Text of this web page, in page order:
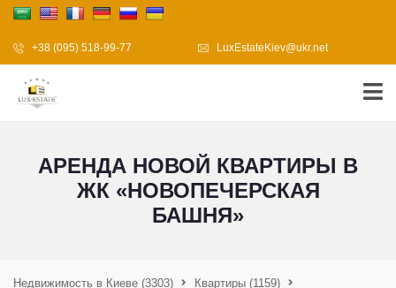
+38 (095) 518-99-77 LuxEstateKiev@ukr.net
АРЕНДА НОВОЙ КВАРТИРЫ В
ЖК «НОВОПЕЧЕРСКАЯ
БАШНЯ»
Недвижимость в Киеве (3303) Квартиры (1159)